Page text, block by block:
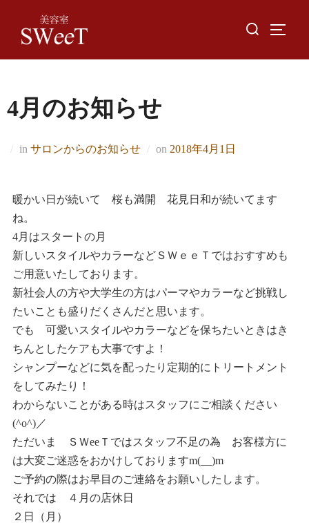
content
Search
4月のお知らせ
in サロンからのお知らせ on Posted
2018年4月1日
暖かい日が続いて 桜も満開 花見日和が続いてます
ね。
4月はスタートの月
新しいスタイルやカラーなどＳＷｅｅＴではおすすめも
ご用意いたしております。
新社会人の方や大学生の方はパーマやカラーなど挑戦し
たいことも盛りだくさんだと思います。
でも 可愛いスタイルやカラーなどを保ちたいときはき
ちんとしたケアも大事ですよ！
シャンプーなどに気を配ったり定期的にトリートメント
をしてみたり！
わからないことがある時はスタッフにご相談ください
(^o^)／
ただいま ＳＷeeＴではスタッフ不足の為 お客様方に
は大変ご迷惑をおかけしておりますm(__)m
ご予約の際はお早目のご連絡をお願いしたします。
それでは ４月の店休日
２日（月）